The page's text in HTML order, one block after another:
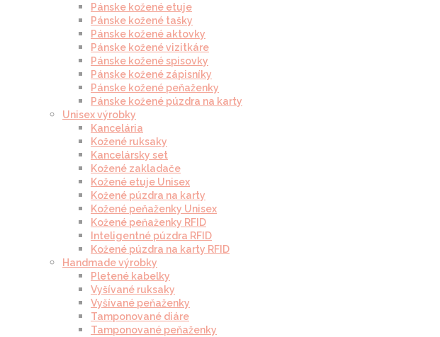
Pánske kožené etuje
Pánske kožené tašky
Pánske kožené aktovky
Pánske kožené vizitkáre
Pánske kožené spisovky
Pánske kožené zápisníky
Pánske kožené peňaženky
Pánske kožené púzdra na karty
Unisex výrobky
Kancelária
Kožené ruksaky
Kancelársky set
Kožené zakladače
Kožené etuje Unisex
Kožené púzdra na karty
Kožené peňaženky Unisex
Kožené peňaženky RFID
Inteligentné púzdra RFID
Kožené púzdra na karty RFID
Handmade výrobky
Pletené kabelky
Vyšívané ruksaky
Vyšívané peňaženky
Tamponované diáre
Tamponované peňaženky